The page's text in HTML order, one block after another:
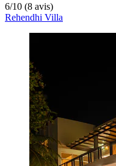
6/10 (8 avis)
Rehendhi Villa